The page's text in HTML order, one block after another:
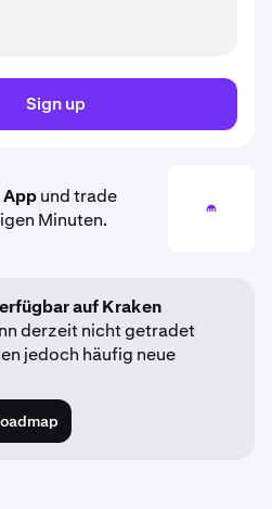
Sign up
Appund trade
Minuten.
auf Kraken
derzeit nicht getradet
jedoch häufig neue